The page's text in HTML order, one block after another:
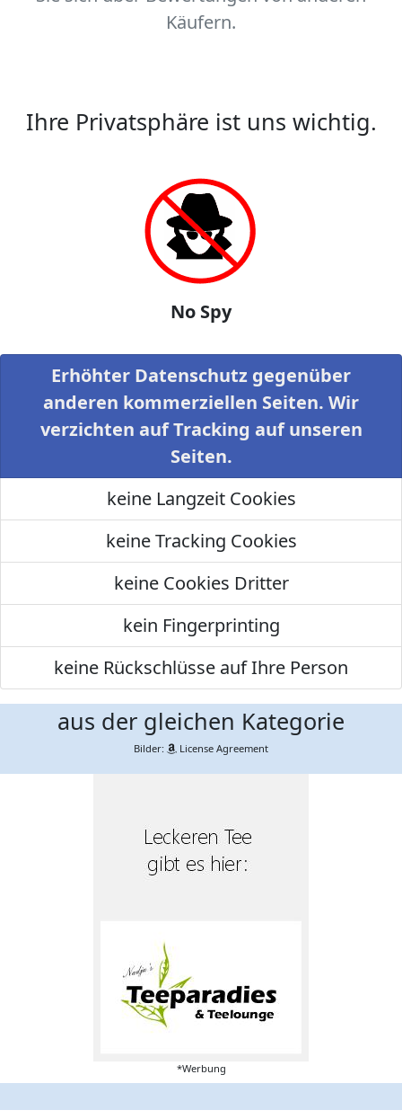
Käufern.
Ihre Privatsphäre ist uns wichtig.
No Spy
Erhöhter Datenschutz gegenüber
anderen kommerziellen Seiten. Wir
verzichten auf Tracking auf unseren
Seiten.
keine Langzeit Cookies
keine Tracking Cookies
keine Cookies Dritter
kein Fingerprinting
keine Rückschlüsse auf Ihre Person
aus der gleichen Kategorie
Bilder: License Agreement
*Werbung